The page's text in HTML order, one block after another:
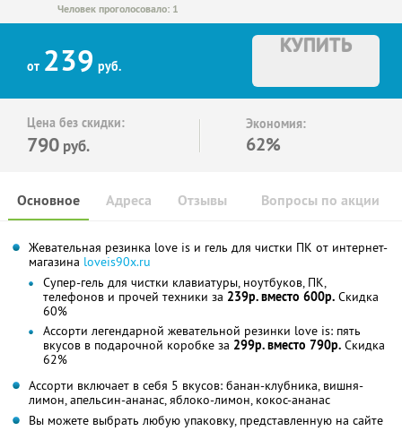
Человек проголосовало: 1
от 239 руб.
КУПИТЬ
Цена без скидки:
790 руб.
Экономия:
62%
Основное Отзывы Вопросы по акции
Адреса
Жевательная резинка love is и гель для чистки ПК от интернет-
магазина loveis90x.ru
Супер-гель для чистки клавиатуры, ноутбуков, ПК,
телефонов и прочей техники за 239р. вместо 600р. Скидка
60%
Ассорти легендарной жевательной резинки love is: пять
вкусов в подарочной коробке за 299р. вместо 790р. Скидка
62%
Ассорти включает в себя 5 вкусов: банан-клубника, вишня-
лимон, апельсин-ананас, яблоко-лимон, кокос-ананас
Вы можете выбрать любую упаковку, представленную на сайте